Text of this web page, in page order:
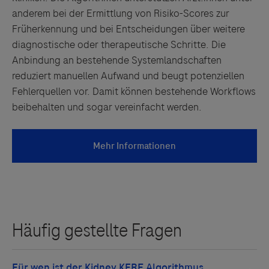
anderem bei der Ermittlung von Risiko-Scores zur
Früherkennung und bei Entscheidungen über weitere
diagnostische oder therapeutische Schritte. Die
Anbindung an bestehende Systemlandschaften
reduziert manuellen Aufwand und beugt potenziellen
Fehlerquellen vor. Damit können bestehende Workflows
beibehalten und sogar vereinfacht werden.